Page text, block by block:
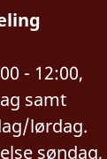
- 12:00,
samt
lørdag.
søndag,